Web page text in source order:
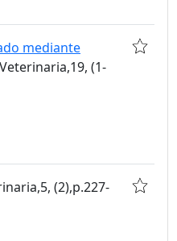
mediante
(1-
(2),p.227-